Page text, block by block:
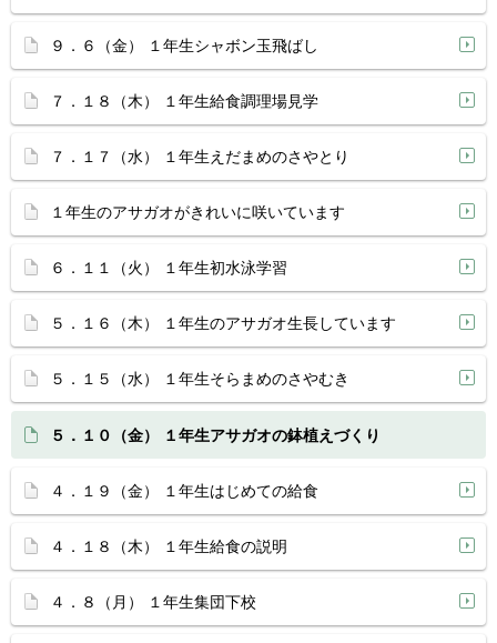
９．６（金） １年生シャボン玉飛ばし
７．１８（木） １年生給食調理場見学
７．１７（水） １年生えだまめのさやとり
１年生のアサガオがきれいに咲いています
６．１１（火） １年生初水泳学習
５．１６（木） １年生のアサガオ生長しています
５．１５（水） １年生そらまめのさやむき
５．１０（金） １年生アサガオの鉢植えづくり
４．１９（金） １年生はじめての給食
４．１８（木） １年生給食の説明
４．８（月） １年生集団下校